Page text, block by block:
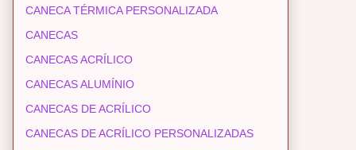
CANECA TÉRMICA PERSONALIZADA
CANECAS
CANECAS ACRÍLICO
CANECAS ALUMÍNIO
CANECAS DE ACRÍLICO
CANECAS DE ACRÍLICO PERSONALIZADAS